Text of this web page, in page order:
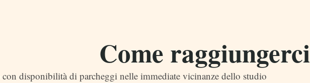
Come raggiungerci
disponibilità di parcheggi nelle immediate vicinanze dello studio